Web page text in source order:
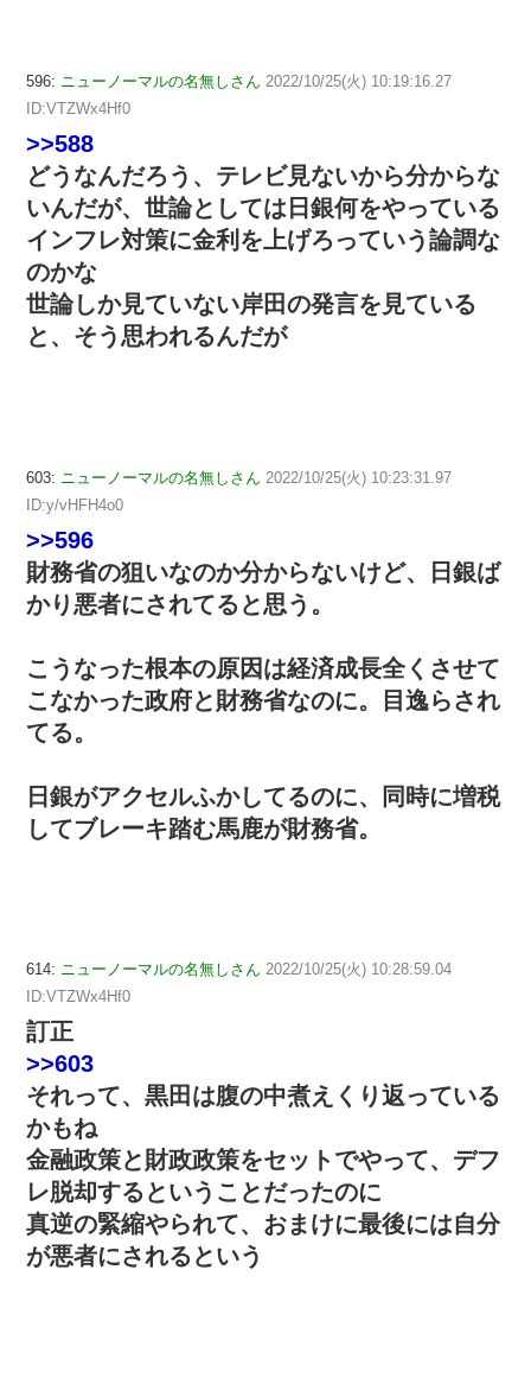
596: ニューノーマルの名無しさん 2022/10/25(火) 10:19:16.27
ID:VTZWx4Hf0
>>588
どうなんだろう、テレビ見ないから分からな
いんだが、世論としては日銀何をやっている
インフレ対策に金利を上げろっていう論調な
のかな
世論しか見ていない岸田の発言を見ている
と、そう思われるんだが
603: ニューノーマルの名無しさん 2022/10/25(火) 10:23:31.97
ID:y/vHFH4o0
>>596
財務省の狙いなのか分からないけど、日銀ば
かり悪者にされてると思う。
こうなった根本の原因は経済成長全くさせて
こなかった政府と財務省なのに。目逸らされ
てる。
日銀がアクセルふかしてるのに、同時に増税
してブレーキ踏む馬鹿が財務省。
614: ニューノーマルの名無しさん 2022/10/25(火) 10:28:59.04
ID:VTZWx4Hf0
訂正
>>603
それって、黒田は腹の中煮えくり返っている
かもね
金融政策と財政政策をセットでやって、デフ
レ脱却するということだったのに
真逆の緊縮やられて、おまけに最後には自分
が悪者にされるという